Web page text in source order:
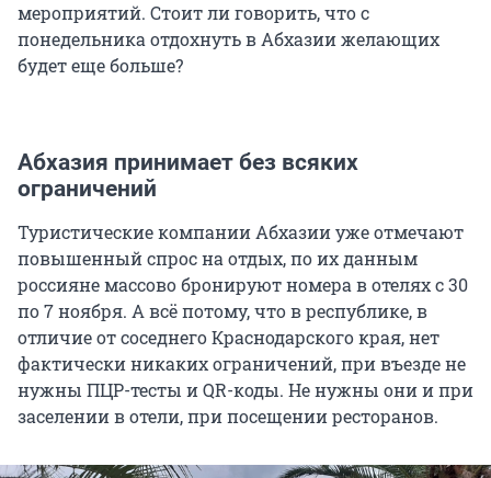
мероприятий. Стоит ли говорить, что с
понедельника отдохнуть в Абхазии желающих
будет еще больше?
Абхазия принимает без всяких
ограничений
Туристические компании Абхазии уже отмечают
повышенный спрос на отдых, по их данным
россияне массово бронируют номера в отелях с 30
по 7 ноября. А всё потому, что в республике, в
отличие от соседнего Краснодарского края, нет
фактически никаких ограничений, при въезде не
нужны ПЦР-тесты и QR-коды. Не нужны они и при
заселении в отели, при посещении ресторанов.